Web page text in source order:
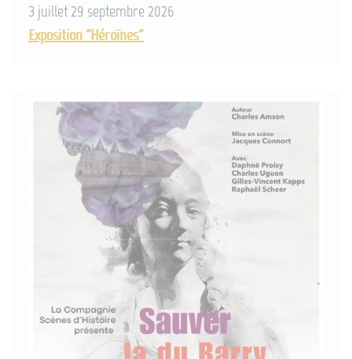
3 juillet 29 septembre 2026
Exposition "Héroïnes"